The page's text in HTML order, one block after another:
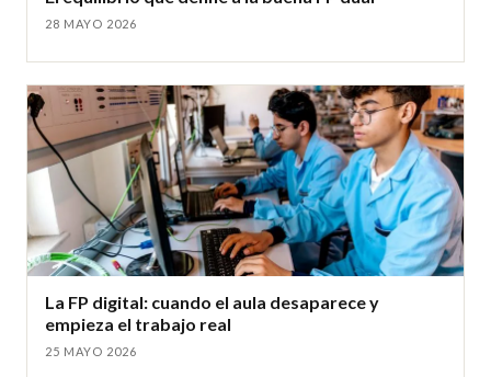
28 MAYO 2026
La FP digital: cuando el aula desaparece y
empieza el trabajo real
25 MAYO 2026